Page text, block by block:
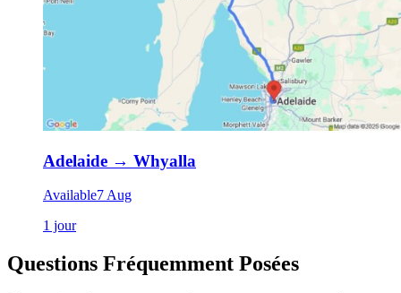
Adelaide → Whyalla
Available7 Aug
1 jour
Questions Fréquemment Posées